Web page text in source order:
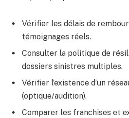
Vérifier les délais de
témoignages réels.
Consulter la politique de
dossiers sinistres multiples.
Vérifier l’existence d’un
(optique/audition).
Comparer les franchises et